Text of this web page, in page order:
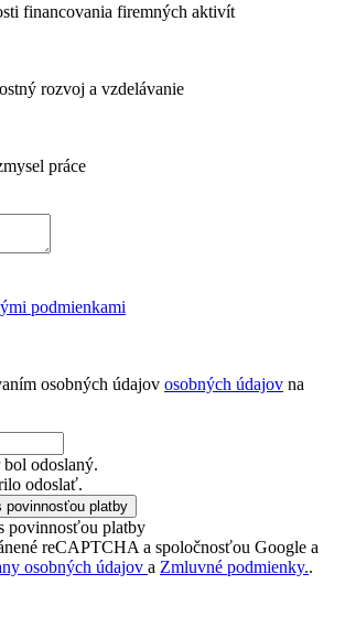
financovania firemných aktivít
rozvoj a vzdelávanie
práce
podmienkami
osobných údajov osobných údajov na
odoslaný.
odoslať.
povinnosťou platby
reCAPTCHA a spoločnosťou Google a
osobných údajov a Zmluvné podmienky..